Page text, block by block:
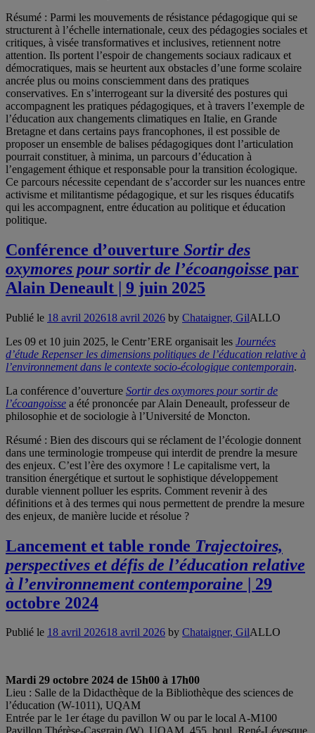
Résumé : Parmi les mouvements de résistance pédagogique qui se
structurent à l’échelle internationale, ceux des pédagogies sociales et
critiques, à visée transformatives et inclusives, retiennent notre
attention. Ils portent l’espoir de changements sociaux radicaux et
démocratiques, mais se heurtent aux obstacles d’une forme scolaire
ancrée plus ou moins consciemment dans des pratiques
conservatives. En s’interrogeant sur la diversité des postures qui
accompagnent les pratiques pédagogiques, et à travers l’exemple de
l’éducation aux changements climatiques en Italie, en Grande
Bretagne et dans certains pays francophones, il est possible de
proposer un ensemble de balises pédagogiques dont l’articulation
pourrait constituer, à minima, un parcours d’éducation à
l’engagement éthique et responsable pour la transition écologique.
Ce parcours nécessite cependant de s’accorder sur les nuances entre
activisme et militantisme pédagogique, et sur les risques éducatifs
qui les accompagnent, entre éducation au politique et éducation
politique.
Conférence d’ouverture Sortir des
oxymores pour sortir de l’écoangoisse par
Alain Deneault | 9 juin 2025
Publié le 18 avril 202618 avril 2026 by Chataigner, GilALLO
Les 09 et 10 juin 2025, le Centr’ERE organisait les Journées
d’étude Repenser les dimensions politiques de l’éducation relative à
l’environnement dans le contexte socio-écologique contemporain.
La conférence d’ouverture Sortir des oxymores pour sortir de
l’écoangoisse a été prononcée par Alain Deneault, professeur de
philosophie et de sociologie à l’Université de Moncton.
Résumé : Bien des discours qui se réclament de l’écologie donnent
dans une terminologie trompeuse qui interdit de prendre la mesure
des enjeux. C’est l’ère des oxymore ! Le capitalisme vert, la
transition énergétique et surtout le sophistique développement
durable viennent polluer les esprits. Comment revenir à des
définitions et à des termes qui nous permettent de prendre la mesure
des enjeux, de manière lucide et résolue ?
Lancement et table ronde Trajectoires,
perspectives et défis de l’éducation relative
à l’environnement contemporaine | 29
octobre 2024
Publié le 18 avril 202618 avril 2026 by Chataigner, GilALLO
Mardi 29 octobre 2024 de 15h00 à 17h00
Lieu : Salle de la Didacthèque de la Bibliothèque des sciences de
l’éducation (W-1011), UQAM
Entrée par le 1er étage du pavillon W ou par le local A-M100